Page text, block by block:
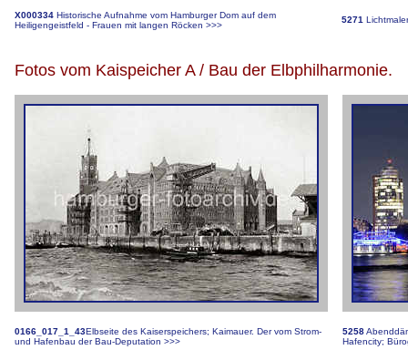
X000334 Historische Aufnahme vom Hamburger Dom auf dem
Heiligengeistfeld - Frauen mit langen Röcken >>>
5271
Fotos vom Kaispeicher A / Bau der Elbphilharmonie.
0166_017_1_43Elbseite des Kaiserspeichers; Kaimauer. Der vom Strom-
und Hafenbau der Bau-Deputation >>>
5258
Hafencity;